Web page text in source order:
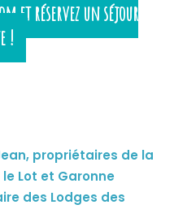
et réservez un séjour
!
propriétaires de la
Lot et Garonne
des Lodges des